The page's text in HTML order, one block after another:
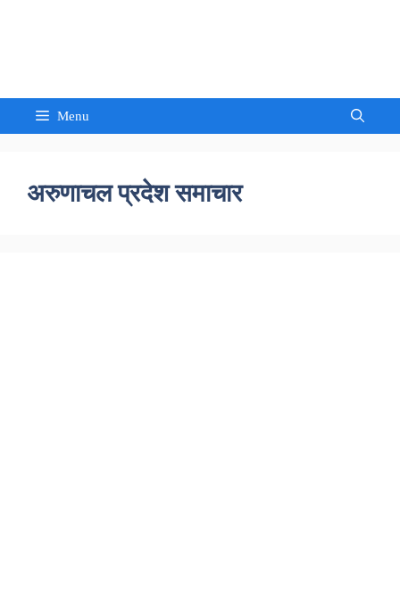
Menu
अरुणाचल प्रदेश समाचार